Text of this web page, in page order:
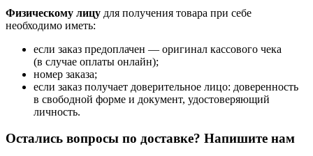
Физическому лицу для получения товара при себе
необходимо иметь:
если заказ предоплачен — оригинал кассового чека
(в случае оплаты онлайн);
номер заказа;
если заказ получает доверительное лицо: доверенность
в свободной форме и документ, удостоверяющий
личность.
Остались вопросы по доставке? Напишите нам